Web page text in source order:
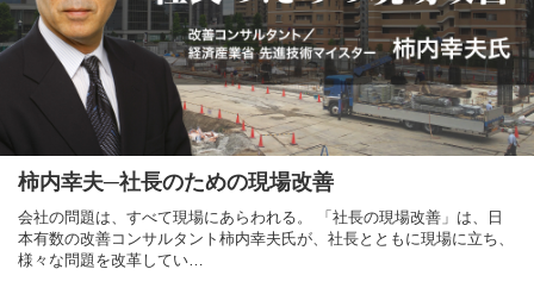
柿内幸夫─社長のための現場改善
会社の問題は、すべて現場にあらわれる。 「社長の現場改善」は、日
本有数の改善コンサルタント柿内幸夫氏が、社長とともに現場に立ち、
様々な問題を改革してい…